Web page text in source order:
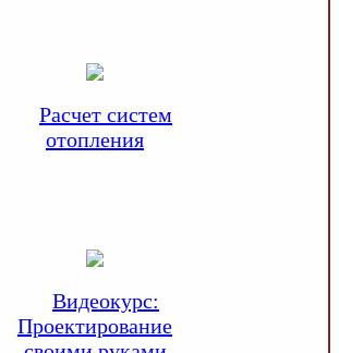
Расчет систем
отопления
Видеокурс:
Проектирование